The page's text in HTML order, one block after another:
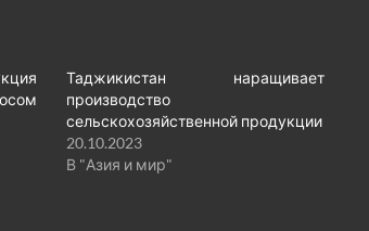
Таджикистан наращивает
производство
сельскохозяйственной продукции
20.10.2023
В "Азия и мир"